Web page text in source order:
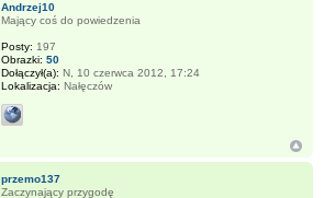
Andrzej10
Mający coś do powiedzenia
Posty: 197
Obrazki: 50
Dołączył(a): N, 10 czerwca 2012, 17:24
Lokalizacja: Nałęczów
przemo137
Zaczynający przygodę